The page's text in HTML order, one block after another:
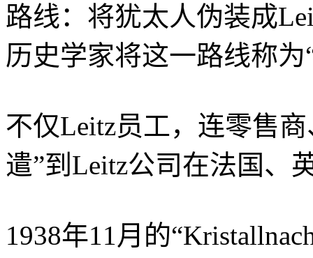
路线：将犹太人伪装成
历史学家将这一路线称为
不仅Leitz员工，连零售
遣”到Leitz公司在法国、
1938年11月的